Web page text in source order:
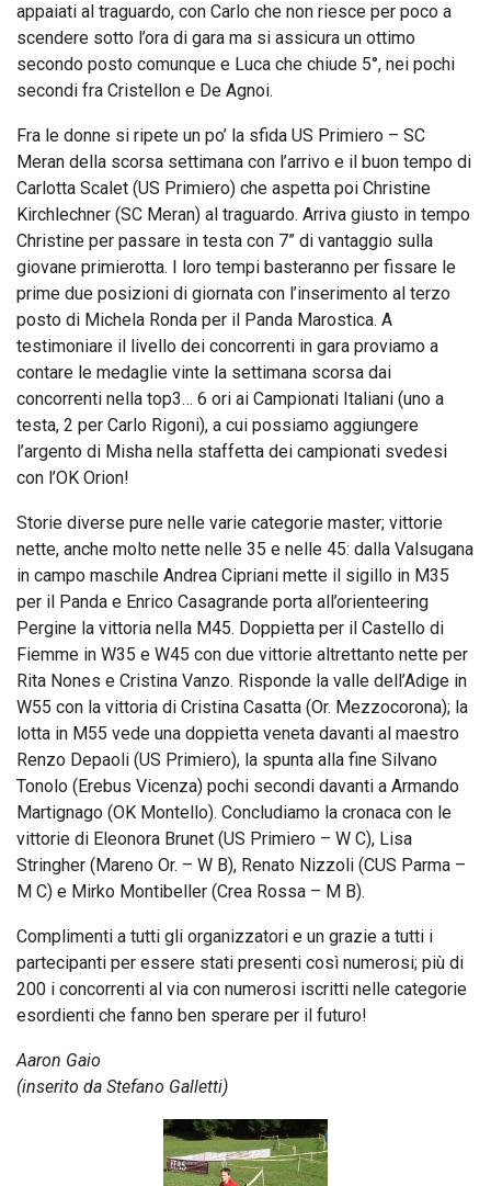
appaiati al traguardo, con Carlo che non riesce per poco a
scendere sotto l’ora di gara ma si assicura un ottimo
secondo posto comunque e Luca che chiude 5°, nei pochi
secondi fra Cristellon e De Agnoi.
Fra le donne si ripete un po’ la sfida US Primiero – SC
Meran della scorsa settimana con l’arrivo e il buon tempo di
Carlotta Scalet (US Primiero) che aspetta poi Christine
Kirchlechner (SC Meran) al traguardo. Arriva giusto in tempo
Christine per passare in testa con 7” di vantaggio sulla
giovane primierotta. I loro tempi basteranno per fissare le
prime due posizioni di giornata con l’inserimento al terzo
posto di Michela Ronda per il Panda Marostica. A
testimoniare il livello dei concorrenti in gara proviamo a
contare le medaglie vinte la settimana scorsa dai
concorrenti nella top3… 6 ori ai Campionati Italiani (uno a
testa, 2 per Carlo Rigoni), a cui possiamo aggiungere
l’argento di Misha nella staffetta dei campionati svedesi
con l’OK Orion!
Storie diverse pure nelle varie categorie master; vittorie
nette, anche molto nette nelle 35 e nelle 45: dalla Valsugana
in campo maschile Andrea Cipriani mette il sigillo in M35
per il Panda e Enrico Casagrande porta all’orienteering
Pergine la vittoria nella M45. Doppietta per il Castello di
Fiemme in W35 e W45 con due vittorie altrettanto nette per
Rita Nones e Cristina Vanzo. Risponde la valle dell’Adige in
W55 con la vittoria di Cristina Casatta (Or. Mezzocorona); la
lotta in M55 vede una doppietta veneta davanti al maestro
Renzo Depaoli (US Primiero), la spunta alla fine Silvano
Tonolo (Erebus Vicenza) pochi secondi davanti a Armando
Martignago (OK Montello). Concludiamo la cronaca con le
vittorie di Eleonora Brunet (US Primiero – W C), Lisa
Stringher (Mareno Or. – W B), Renato Nizzoli (CUS Parma –
M C) e Mirko Montibeller (Crea Rossa – M B).
Complimenti a tutti gli organizzatori e un grazie a tutti i
partecipanti per essere stati presenti così numerosi; più di
200 i concorrenti al via con numerosi iscritti nelle categorie
esordienti che fanno ben sperare per il futuro!
Aaron Gaio
(inserito da Stefano Galletti)